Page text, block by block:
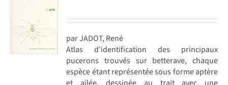
par JADOT, René
Atlas d'identification des principaux
pucerons trouvés sur betterave, chaque
espèce étant représentée sous forme aptère